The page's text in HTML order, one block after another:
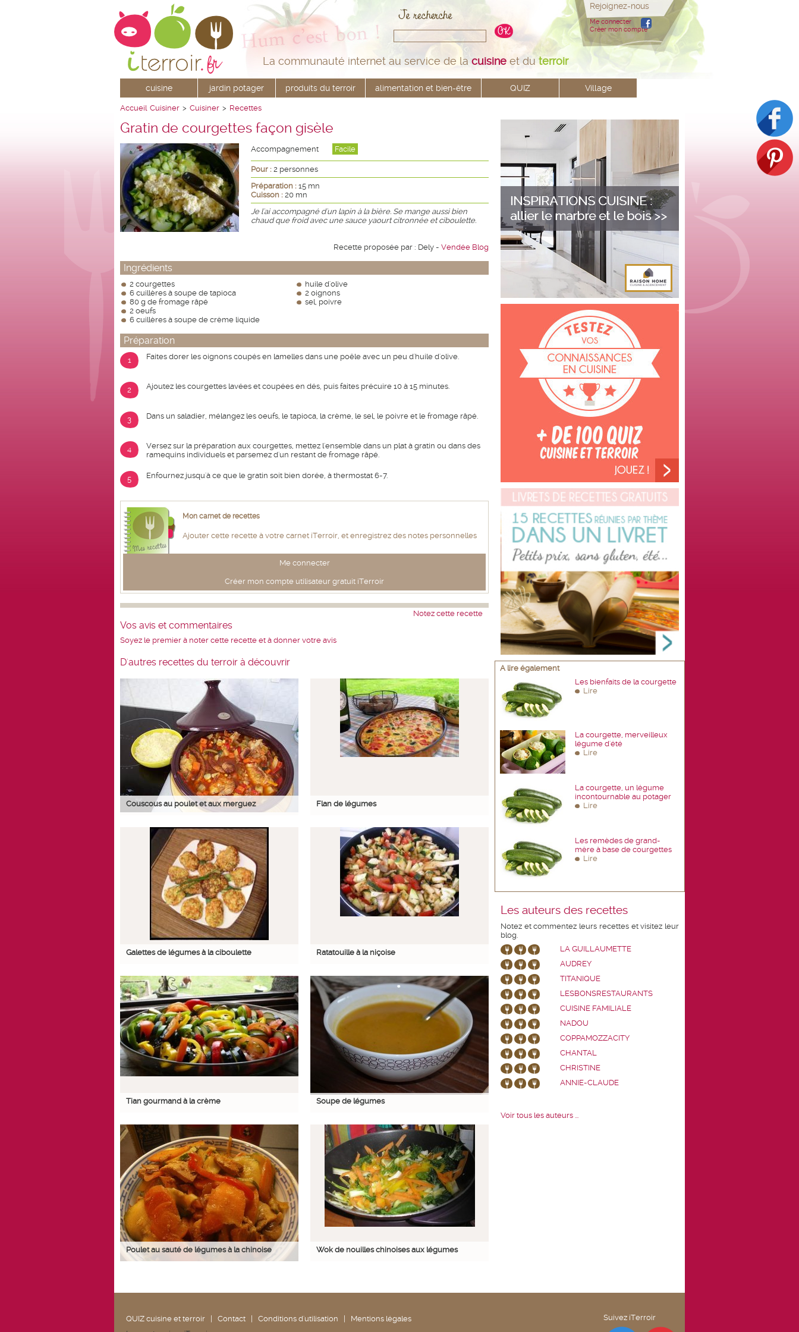
La communauté internet au service de la cuisine et duterroir
Rejoignez-nous
Me connecter
Créer mon compte
cuisine jardin potager produits du terroir alimentation et bien-être QUIZ Village
Accueil Cuisiner > Cuisiner > Recettes
Gratin de courgettes façon gisèle
Accompagnement Facile
Pour : 2 personnes
Préparation : 15 mn
Cuisson : 20 mn
Je l'ai accompagné d'un lapin à la bière. Se mange aussi bien
chaud que froid avec une sauce yaourt citronnée et ciboulette.
Recette proposée par : Dely - Vendée Blog
Ingrédients
2 courgettes
6 cuillères à soupe de tapioca
80 g de fromage râpé
2 oeufs
6 cuillères à soupe de crème liquide
huile d'olive
2 oignons
sel, poivre
Préparation
1 Faites dorer les oignons coupés en lamelles dans une poêle avec un peu d'huile d'olive.
2 Ajoutez les courgettes lavées et coupées en dés, puis faites précuire 10 à 15 minutes.
3 Dans un saladier, mélangez les oeufs, le tapioca, la crème, le sel, le poivre et le fromage râpé.
4
Versez sur la préparation aux courgettes, mettez l'ensemble dans un plat à gratin ou dans des
ramequins individuels et parsemez d'un restant de fromage râpé.
5 Enfournez jusqu'à ce que le gratin soit bien dorée, à thermostat 6-7.
Mon carnet de recettes
Ajouter cette recette à votre carnet iTerroir, et enregistrez des notes personnelles
Me connecter
Créer mon compte utilisateur gratuit iTerroir
Notez cette recette
Vos avis et commentaires
Soyez le premier à noter cette recette et à donner votre avis
D'autres recettes du terroir à découvrir
Couscous au poulet et aux merguez Flan de légumes
Galettes de légumes à la ciboulette Ratatouille à la niçoise
Tian gourmand à la crème Soupe de légumes
Poulet au sauté de légumes à la chinoise Wok de nouilles chinoises aux légumes
A lire également
Les bienfaits de la courgette
Lire
La courgette, merveilleux
légume d'été
Lire
La courgette, un légume
incontournable au potager
Lire
Les remèdes de grand-
mère à base de courgettes
Lire
Les auteurs des recettes
Notez et commentez leurs recettes et visitez leur
blog.
LA GUILLAUMETTE
AUDREY
TITANIQUE
LESBONSRESTAURANTS
CUISINE FAMILIALE
NADOU
COPPAMOZZACITY
CHANTAL
CHRISTINE
ANNIE-CLAUDE
Voir tous les auteurs ...
QUIZ cuisine et terroir Contact Conditions d'utilisation
Mentions légales
Suivez iTerroir